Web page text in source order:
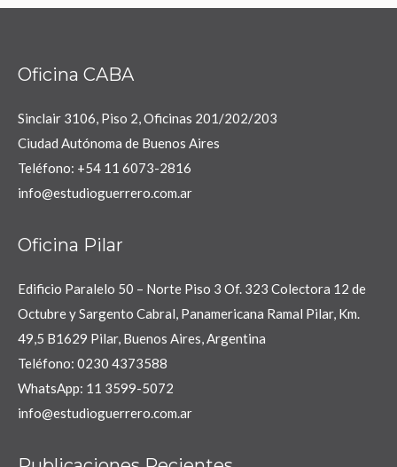
Oficina CABA
Sinclair 3106, Piso 2, Oficinas 201/202/203
Ciudad Autónoma de Buenos Aires
Teléfono: +54 11 6073-2816
info@estudioguerrero.com.ar
Oficina Pilar
Edificio Paralelo 50 – Norte Piso 3 Of. 323 Colectora 12 de
Octubre y Sargento Cabral, Panamericana Ramal Pilar, Km.
49,5 B1629 Pilar, Buenos Aires, Argentina
Teléfono: 0230 4373588
WhatsApp: 11 3599-5072
info@estudioguerrero.com.ar